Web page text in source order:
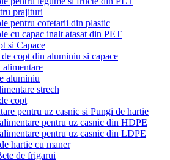
prajituri
pentru cofetarii din plastic
cu capac inalt atasat din PET
si Capace
copt din aluminiu si capace
aluminiu
strech
copt
pentru uz casnic si Pungi de hartie
pentru uz casnic din HDPE
pentru uz casnic din LDPE
hartie cu maner
de frigarui